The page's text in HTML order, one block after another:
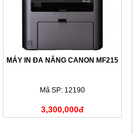
MÁY IN ĐA NĂNG CANON MF215
Mã SP: 12190
3,300,000đ